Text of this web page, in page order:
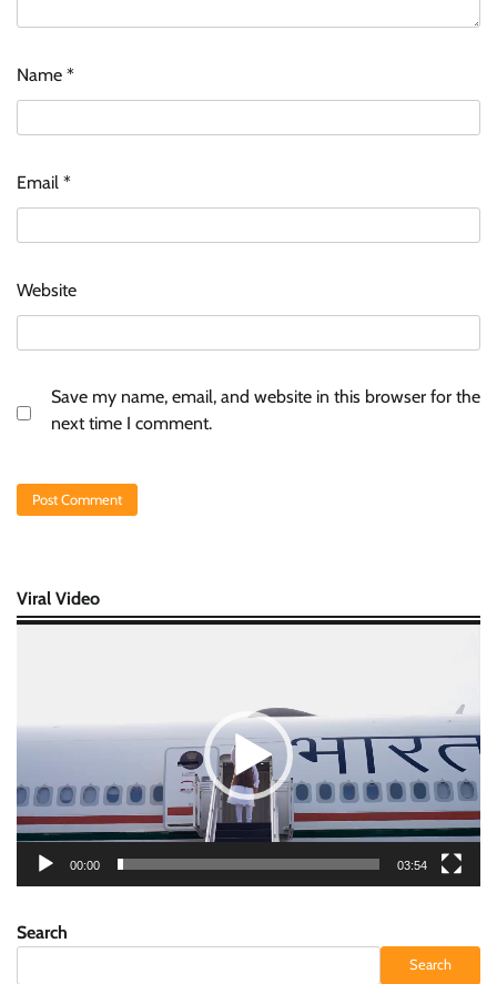
Name *
Email *
Website
Save my name, email, and website in this browser for the
next time I comment.
Viral Video
00:00 03:54
Search
Search